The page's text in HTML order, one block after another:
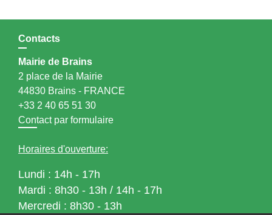
Contacts
Mairie de Brains
2 place de la Mairie
44830 Brains - FRANCE
+33 2 40 65 51 30
Contact par formulaire
Horaires d'ouverture:
Lundi : 14h - 17h
Mardi : 8h30 - 13h / 14h - 17h
Mercredi : 8h30 - 13h